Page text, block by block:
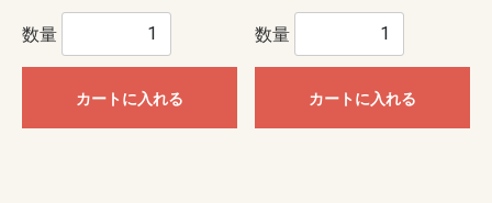
数量
カートに入れる
数量
カートに入れる